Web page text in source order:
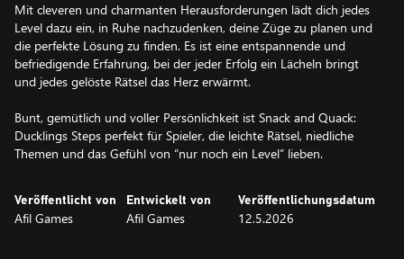
Mit cleveren und charmanten Herausforderungen lädt dich jedes
Level dazu ein, in Ruhe nachzudenken, deine Züge zu planen und
die perfekte Lösung zu finden. Es ist eine entspannende und
befriedigende Erfahrung, bei der jeder Erfolg ein Lächeln bringt
und jedes gelöste Rätsel das Herz erwärmt.
Bunt, gemütlich und voller Persönlichkeit ist Snack and Quack:
Ducklings Steps perfekt für Spieler, die leichte Rätsel, niedliche
Themen und das Gefühl von “nur noch ein Level” lieben.
Veröffentlicht von
Afil Games
Entwickelt von
Afil Games
Veröffentlichungsdatum
12.5.2026